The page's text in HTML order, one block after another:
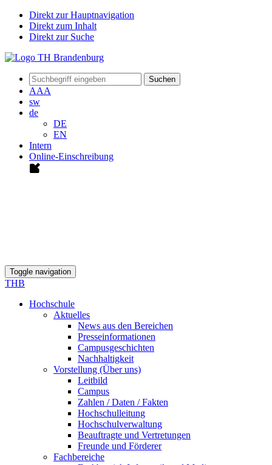
Direkt zur Hauptnavigation
Direkt zum Inhalt
Direkt zur Suche
Suchen
AAA
sw
de
DE
EN
Intern
Online-Einschreibung
Toggle navigation
THB
Hochschule
Aktuelles
News aus den Bereichen
Presseinformationen
Campusgeschichten
Nachhaltigkeit
Vorstellung (Über uns)
Leitbild
Campus
Zahlen / Daten / Fakten
Hochschulleitung
Hochschulverwaltung
Beauftragte und Vertretungen
Freunde und Förderer
Fachbereiche